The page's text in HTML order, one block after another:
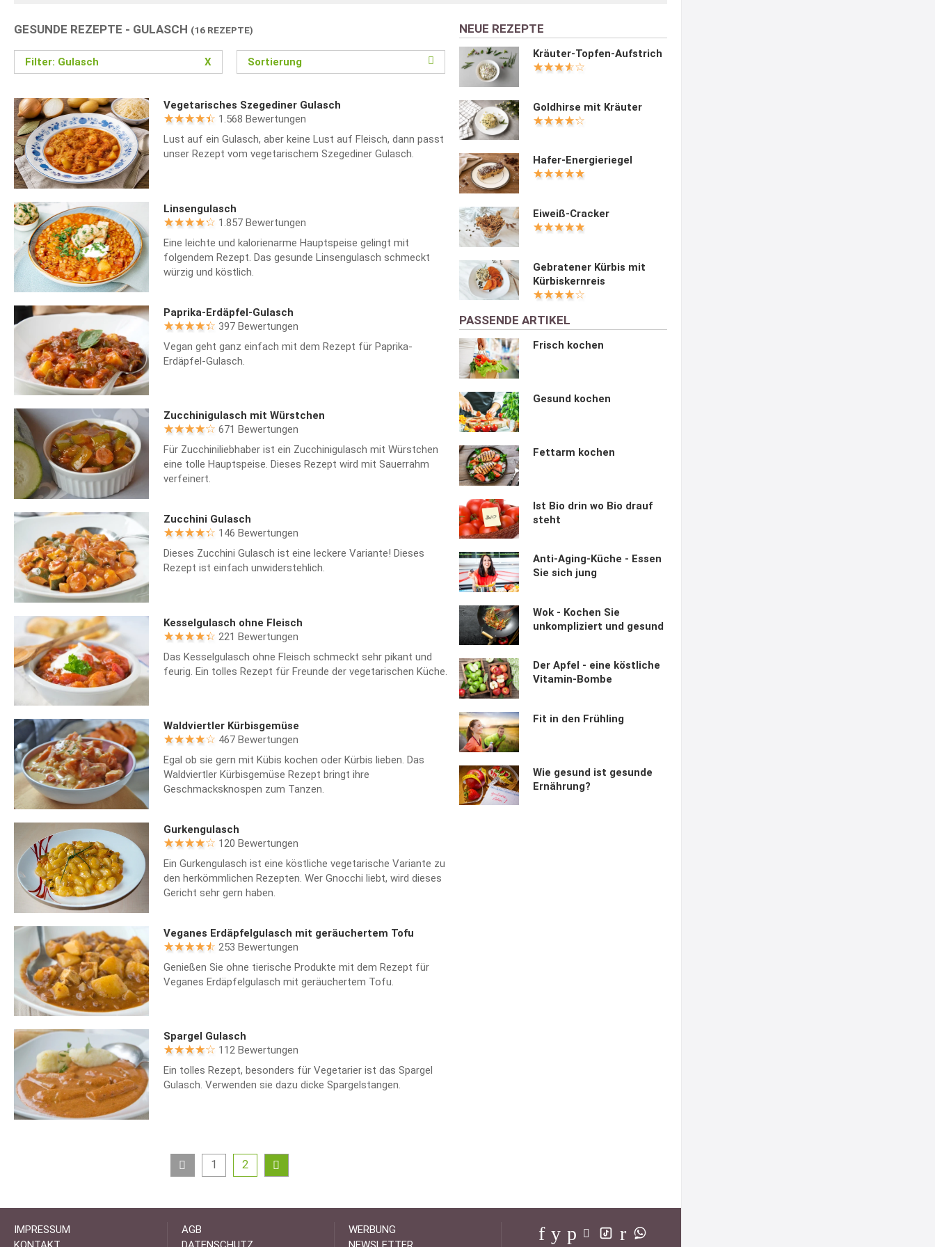
GESUNDE REZEPTE - GULASCH (16 REZEPTE)
Filter: Gulasch X Sortierung
Vegetarisches Szegediner Gulasch
1.568 Bewertungen
Lust auf ein Gulasch, aber keine Lust auf Fleisch, dann passt
unser Rezept vom vegetarischem Szegediner Gulasch.
Linsengulasch
1.857 Bewertungen
Eine leichte und kalorienarme Hauptspeise gelingt mit
folgendem Rezept. Das gesunde Linsengulasch schmeckt
würzig und köstlich.
Paprika-Erdäpfel-Gulasch
397 Bewertungen
Vegan geht ganz einfach mit dem Rezept für Paprika-
Erdäpfel-Gulasch.
Zucchinigulasch mit Würstchen
671 Bewertungen
Für Zucchiniliebhaber ist ein Zucchinigulasch mit Würstchen
eine tolle Hauptspeise. Dieses Rezept wird mit Sauerrahm
verfeinert.
Zucchini Gulasch
146 Bewertungen
Dieses Zucchini Gulasch ist eine leckere Variante! Dieses
Rezept ist einfach unwiderstehlich.
Kesselgulasch ohne Fleisch
221 Bewertungen
Das Kesselgulasch ohne Fleisch schmeckt sehr pikant und
feurig. Ein tolles Rezept für Freunde der vegetarischen Küche.
Waldviertler Kürbisgemüse
467 Bewertungen
Egal ob sie gern mit Kübis kochen oder Kürbis lieben. Das
Waldviertler Kürbisgemüse Rezept bringt ihre
Geschmacksknospen zum Tanzen.
Gurkengulasch
120 Bewertungen
Ein Gurkengulasch ist eine köstliche vegetarische Variante zu
den herkömmlichen Rezepten. Wer Gnocchi liebt, wird dieses
Gericht sehr gern haben.
Veganes Erdäpfelgulasch mit geräuchertem Tofu
253 Bewertungen
Genießen Sie ohne tierische Produkte mit dem Rezept für
Veganes Erdäpfelgulasch mit geräuchertem Tofu.
Spargel Gulasch
112 Bewertungen
Ein tolles Rezept, besonders für Vegetarier ist das Spargel
Gulasch. Verwenden sie dazu dicke Spargelstangen.
1 2
NEUE REZEPTE
Kräuter-Topfen-Aufstrich
Goldhirse mit Kräuter
Hafer-Energieriegel
Eiweiß-Cracker
Gebratener Kürbis mit
Kürbiskernreis
PASSENDE ARTIKEL
Frisch kochen
Gesund kochen
Fettarm kochen
Ist Bio drin wo Bio drauf
steht
Anti-Aging-Küche - Essen
Sie sich jung
Wok - Kochen Sie
unkompliziert und gesund
Der Apfel - eine köstliche
Vitamin-Bombe
Fit in den Frühling
Wie gesund ist gesunde
Ernährung?
IMPRESSUM
AGB
WERBUNG